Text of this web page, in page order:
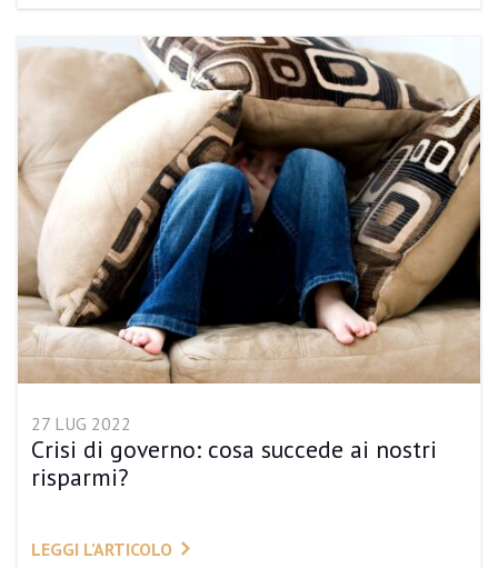
27 LUG 2022
Crisi di governo: cosa succede ai nostri
risparmi?
LEGGI L’ARTICOLO